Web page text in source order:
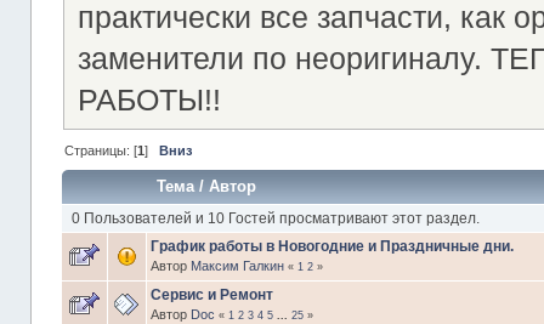
практически все запчасти, как
заменители по
РАБОТЫ!!
Страницы: [1] Вниз
Тема/ Автор
0 Пользователей и 10 Гостей просматривают этот раздел.
График работы в Новогодние и Праздничные дни.
Автор Максим Галкин « 1 2»
Сервис и Ремонт
Автор Doc « 1 2 3 4 5 25»